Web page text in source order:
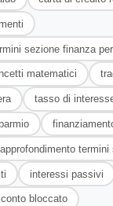
sezione finanza
matematici
tasso di
approfondimento termini
interessi passivi
conto bloccato